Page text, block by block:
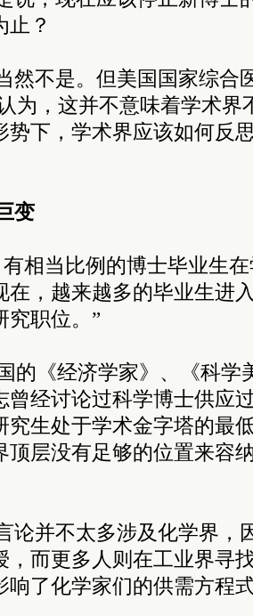
止？
然不是。但美国国家综合
为，这并不意味着学术界
势下，学术界应该如何反
变
有相当比例的博士毕业生
在，越来越多的毕业生进
究职位。”
的《经济学家》、《科学
曾经讨论过科学博士供应
究生处于学术金字塔的最
顶层没有足够的位置来容
论并不太多涉及化学界，
，而更多人则在工业界寻
响了化学家们的供需方程